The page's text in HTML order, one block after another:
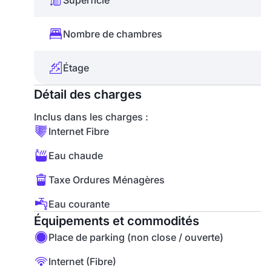
Nombre de chambres
Étage
Détail des charges
Inclus dans les charges :
Internet Fibre
Eau chaude
Taxe Ordures Ménagères
Eau courante
Équipements et commodités
Place de parking (non close / ouverte)
Internet (Fibre)